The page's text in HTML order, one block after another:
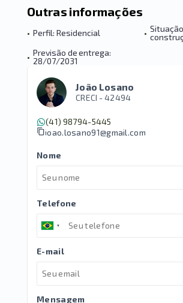
Outras informações
• Perfil: Residencial •
• Previsão de entrega:
28/07/2031
João Losano
CRECI -42494
(41) 98794-5445
joao.losano91@gmail.com
Nome
Telefone
E-mail
Mensagem